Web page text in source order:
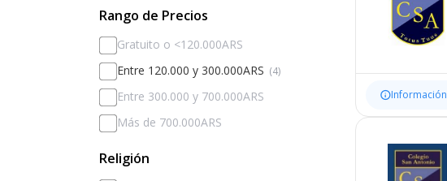
Rango de Precios
Gratuito o <120.000ARS
Entre 120.000 y 300.000ARS (4)
Entre 300.000 y 700.000ARS
Más de 700.000ARS
Religión
Información